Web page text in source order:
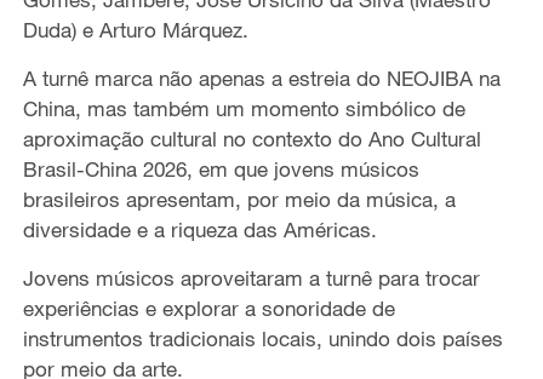
e
o
Duda) e Arturo Márquez.
A turnê marca não apenas a estreia do NEOJIBA na
China, mas também um momento simbólico de
aproximação cultural no contexto do Ano Cultural
Brasil-China 2026, em que jovens músicos
brasileiros apresentam, por meio da música, a
diversidade e a riqueza das Américas.
Jovens músicos aproveitaram a turnê para trocar
experiências e explorar a sonoridade de
instrumentos tradicionais locais, unindo dois países
por meio da arte.